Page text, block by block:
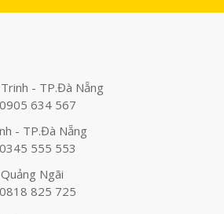
- TP.Đà Nẵng
0905 634 567
- TP.Đà Nẵng
0345 555 553
Ngãi
0818 825 725